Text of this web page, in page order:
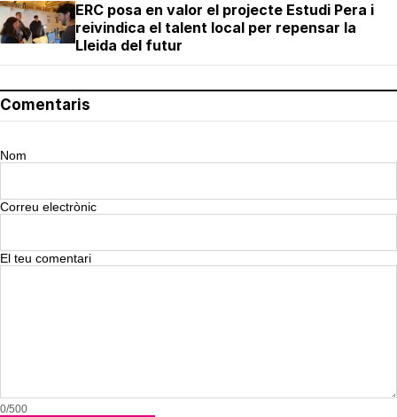
ERC posa en valor el projecte Estudi Pera i
reivindica el talent local per repensar la
Lleida del futur
Comentaris
Nom
Correu electrònic
El teu comentari
0/500